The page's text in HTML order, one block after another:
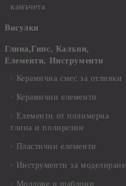
камъчета
Висулки
Глина,Гипс, Калъпи,
Елементи, Инструменти
Керамична смес за отливки
Керамични елементи
Елементи от полимерна
глина и полирезин
Пластични елементи
Инструменти за моделиране
Молдове и шаблони